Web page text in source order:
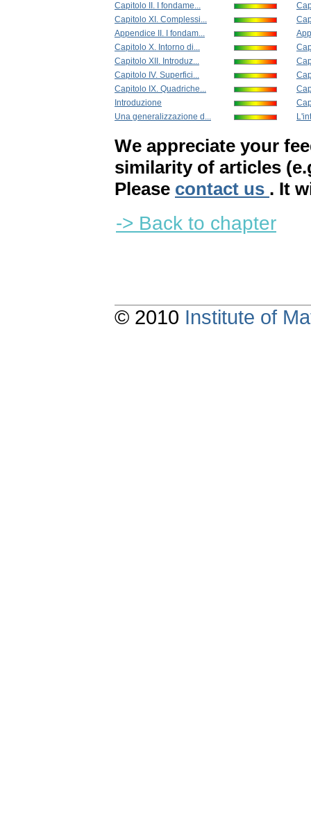
Capitolo II. I fondame...
Capitolo XI. Complessi...
Appendice II. I fondam...
Capitolo X. Intorno di...
Capitolo XII. Introduz...
Capitolo IV. Superfici...
Capitolo IX. Quadriche...
Introduzione
Una generalizzazione d...
We appreciate your
similarity of articles
Please contact us . It
-> Back to chapter
© 2010 Institute of